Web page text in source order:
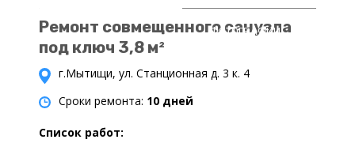
ФОТОГРАФИИ
Ремонт совмещенного санузла
под ключ 3,8 м²
г.Мытищи, ул. Станционная д. 3 к. 4
Сроки ремонта: 10 дней
Список работ: